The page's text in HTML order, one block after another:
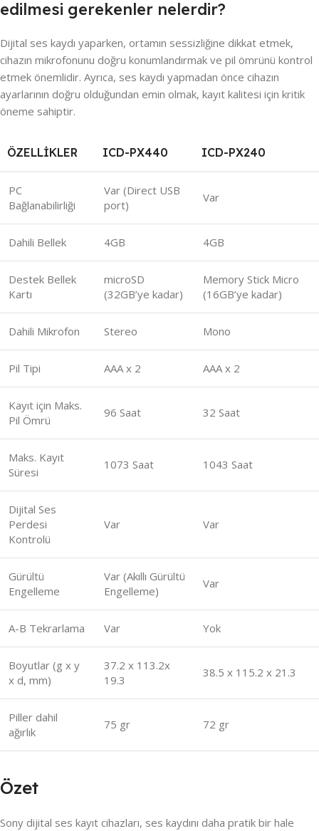
edilmesi gerekenler nelerdir?
Dijital ses kaydı yaparken, ortamın sessizliğine dikkat etmek,
cihazın mikrofonunu doğru konumlandırmak ve pil ömrünü kontrol
etmek önemlidir. Ayrıca, ses kaydı yapmadan önce cihazın
ayarlarının doğru olduğundan emin olmak, kayıt kalitesi için kritik
öneme sahiptir.
ÖZELLIKLER ICD-PX440 ICD-PX240
PC
Bağlanabilirliği
Var (Direct USB
port)
Var
Dahili Bellek 4GB 4GB
Destek Bellek
Kartı
microSD
(32GB’ye kadar)
Memory Stick Micro
(16GB’ye kadar)
Dahili Mikrofon Stereo Mono
Pil Tipi AAA x 2 AAA x 2
Kayıt için Maks.
Pil Ömrü
96 Saat 32 Saat
Maks. Kayıt
Süresi
1073 Saat 1043 Saat
Dijital Ses
Perdesi
Kontrolü
Var Var
Gürültü
Engelleme
Var (Akıllı Gürültü
Engelleme)
Var
A-B Tekrarlama Var Yok
Boyutlar (g x y
x d, mm)
37.2 x 113.2x
19.3
38.5 x 115.2 x 21.3
Piller dahil
ağırlık
75 gr 72 gr
Özet
Sony dijital ses kayıt cihazları, ses kaydını daha pratik bir hale